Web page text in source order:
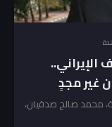
غير مجدٍ
محمد صالح صدقيان،